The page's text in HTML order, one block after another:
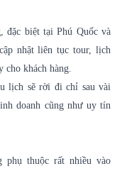
đặc biệt tại Phú Quốc và
nhật liên tục tour, lịch
khách hàng.
lịch sẽ rời đi chỉ sau vài
doanh cũng như uy tín
phụ thuộc rất nhiều vào